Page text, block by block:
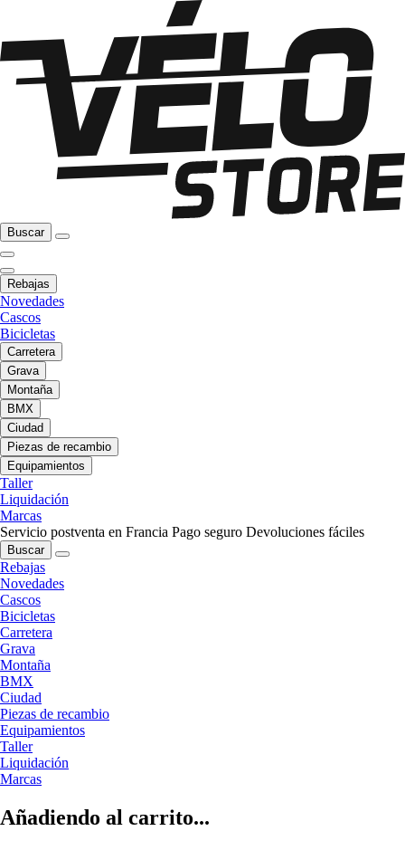
Buscar
Rebajas
Novedades
Cascos
Bicicletas
Carretera
Grava
Montaña
BMX
Ciudad
Piezas de recambio
Equipamientos
Taller
Liquidación
Marcas
Servicio postventa en Francia Pago seguro Devoluciones fáciles
Buscar
Rebajas
Novedades
Cascos
Bicicletas
Carretera
Grava
Montaña
BMX
Ciudad
Piezas de recambio
Equipamientos
Taller
Liquidación
Marcas
Añadiendo al carrito...